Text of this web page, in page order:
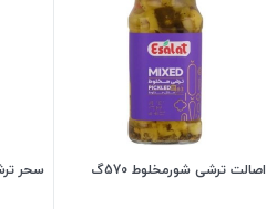
اصالت ترشی شورمخلوط 570گ سحر